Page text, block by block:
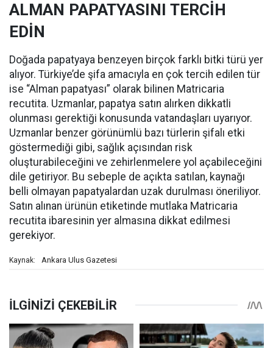
ALMAN PAPATYASINI TERCİH
EDİN
Doğada papatyaya benzeyen birçok farklı bitki türü yer
alıyor. Türkiye’de şifa amacıyla en çok tercih edilen tür
ise “Alman papatyası” olarak bilinen Matricaria
recutita. Uzmanlar, papatya satın alırken dikkatli
olunması gerektiği konusunda vatandaşları uyarıyor.
Uzmanlar benzer görünümlü bazı türlerin şifalı etki
göstermediği gibi, sağlık açısından risk
oluşturabileceğini ve zehirlenmelere yol açabileceğini
dile getiriyor. Bu sebeple de açıkta satılan, kaynağı
belli olmayan papatyalardan uzak durulması öneriliyor.
Satın alınan ürünün etiketinde mutlaka Matricaria
recutita ibaresinin yer almasına dikkat edilmesi
gerekiyor.
Kaynak: Ankara Ulus Gazetesi